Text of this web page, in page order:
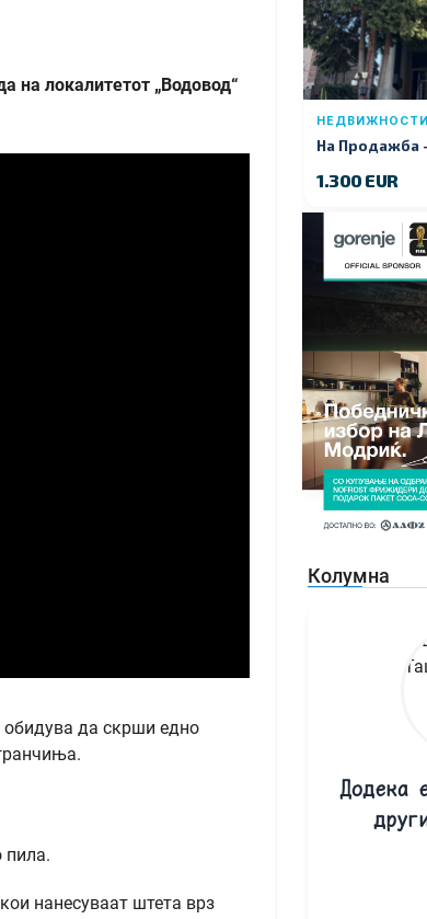
на локалитетот „Водовод“
обидува да скрши едно
пила.
нанесуваат штета врз
НЕДВИЖНОСТИ
На Продажба
1.300 EUR
Колумна
Додека